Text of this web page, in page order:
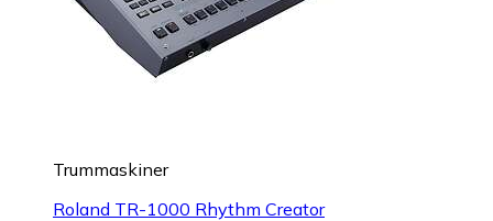
Trummaskiner
Roland TR-1000 Rhythm Creator